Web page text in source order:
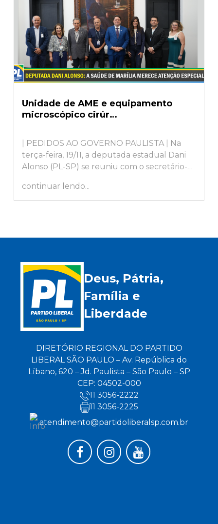
Unidade de AME e equipamento
microscópico cirúr…
| PEDIDOS AO GOVERNO PAULISTA | Na
terça-feira, 19/11, a deputada estadual Dani
Alonso (PL-SP) se reuniu com o secretário-
continuar lendo...
Deus, Pátria,
Família e
Liberdade
DIRETÓRIO REGIONAL DO PARTIDO
LIBERAL SÃO PAULO – Av. República do
Líbano, 620 – Jd. Paulista – São Paulo – SP
CEP: 04502-000
11 3056-2222
11 3056-2225
atendimento@partidoliberalsp.com.br